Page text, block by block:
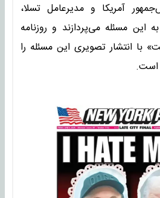
آمریکا و مدیرعامل تسلا،
این مسئله می‌پردازند و روزنامه
با انتشار تصویری این مسئله را
است.